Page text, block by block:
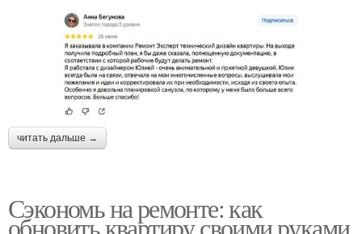
читать дальше →
Сэкономь на ремонте: как
обновить квартиру своими руками